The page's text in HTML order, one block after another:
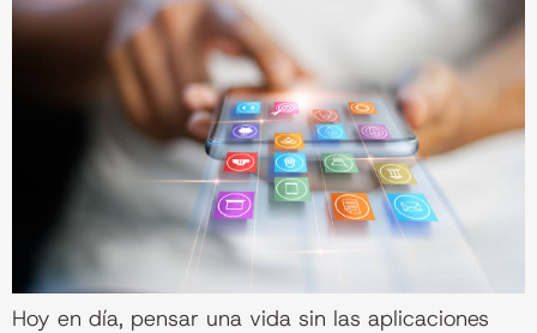
Hoy en día, pensar una vida sin las aplicaciones